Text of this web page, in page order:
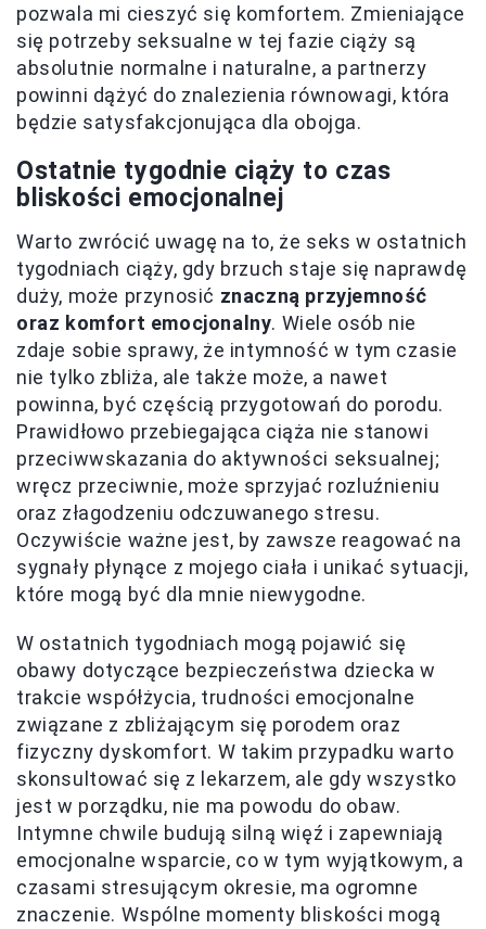
pozwala mi cieszyć się komfortem. Zmieniające
się potrzeby seksualne w tej fazie ciąży są
absolutnie normalne i naturalne, a partnerzy
powinni dążyć do znalezienia równowagi, która
będzie satysfakcjonująca dla obojga.
Ostatnie tygodnie ciąży to czas
bliskości emocjonalnej
Warto zwrócić uwagę na to, że seks w ostatnich
tygodniach ciąży, gdy brzuch staje się naprawdę
duży, może przynosić znaczną przyjemność
oraz komfort emocjonalny. Wiele osób nie
zdaje sobie sprawy, że intymność w tym czasie
nie tylko zbliża, ale także może, a nawet
powinna, być częścią przygotowań do porodu.
Prawidłowo przebiegająca ciąża nie stanowi
przeciwwskazania do aktywności seksualnej;
wręcz przeciwnie, może sprzyjać rozluźnieniu
oraz złagodzeniu odczuwanego stresu.
Oczywiście ważne jest, by zawsze reagować na
sygnały płynące z mojego ciała i unikać sytuacji,
które mogą być dla mnie niewygodne.
W ostatnich tygodniach mogą pojawić się
obawy dotyczące bezpieczeństwa dziecka w
trakcie współżycia, trudności emocjonalne
związane z zbliżającym się porodem oraz
fizyczny dyskomfort. W takim przypadku warto
skonsultować się z lekarzem, ale gdy wszystko
jest w porządku, nie ma powodu do obaw.
Intymne chwile budują silną więź i zapewniają
emocjonalne wsparcie, co w tym wyjątkowym, a
czasami stresującym okresie, ma ogromne
znaczenie. Wspólne momenty bliskości mogą